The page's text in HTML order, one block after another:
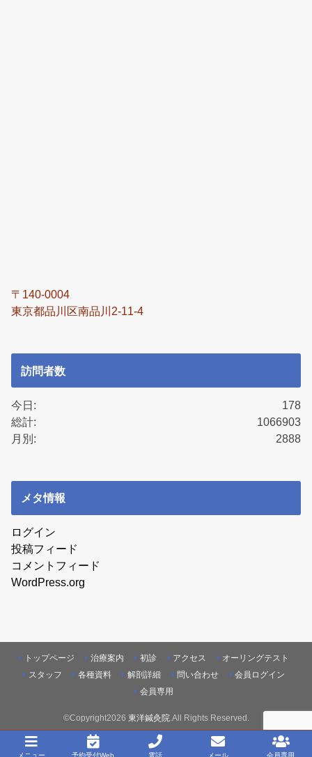
〒140-0004
東京都品川区南品川2-11-4
訪問者数
178
今日:
1066903
総計:
2888
月別:
メタ情報
ログイン
投稿フィード
コメントフィード
WordPress.org
トップページ 治療案内 初診 アクセス
オーリングテスト
スタッフ
各種資料 解剖詳細 問い合わせ
会員ログイン
会員専用
©Copyright2026 東洋鍼灸院.All Rights Reserved.
メニュー 予約受付Web 電話 メール 会員専用